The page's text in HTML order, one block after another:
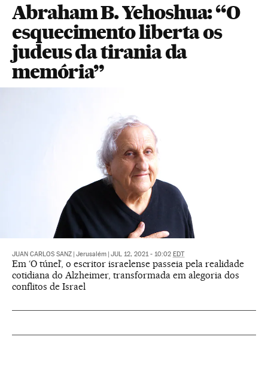
Abraham B. Yehoshua: “O
esquecimento liberta os
judeus da tirania da
memória”
JUAN CARLOS SANZ Jerusalém JUL 12, 2021 - 10:02 EDT
Em ‘O túnel’, o escritor israelense passeia pela realidade
cotidiana do Alzheimer, transformada em alegoria dos
conflitos de Israel